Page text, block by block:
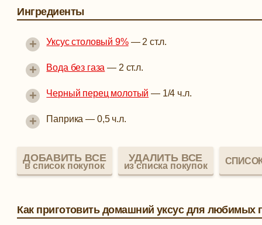
Ингредиенты
Уксус столовый 9%— 2 ст.л.
+
Вода без газа — 2 ст.л.
+
Черный перец молотый — 1/4 ч.л.
+
Паприка — 0,5 ч.л.
+
ДОБАВИТЬ ВСЕ
в список покупок
УДАЛИТЬ ВСЕ
из списка покупок
Как приготовить домашний уксус для любимых